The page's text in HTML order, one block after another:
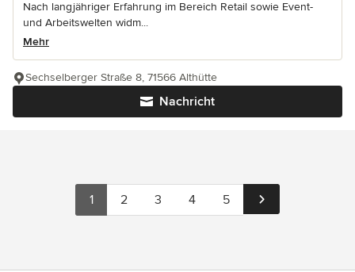
Nach langjähriger Erfahrung im Bereich Retail sowie Event-
und Arbeitswelten widm...
Mehr
Nachricht
Sechselberger Straße 8, 71566 Althütte
1 2 3 4 5